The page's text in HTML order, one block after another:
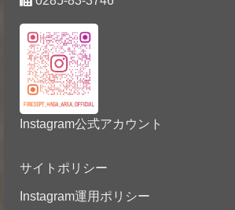
Instagram公式アカウント
サイトポリシー
Instagram運用ポリシー